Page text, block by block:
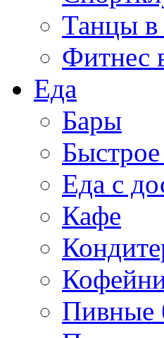
Танцы в
Фитнес
Еда
Бары
Еда с
Кафе
Пивные